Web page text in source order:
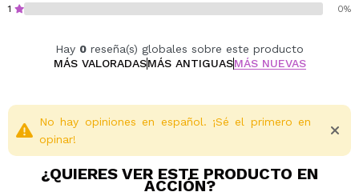
1 0%
Hay 0 reseña(s) globales sobre este producto
MÁS VALORADASMÁS ANTIGUASMÁS NUEVAS
No hay opiniones en español. ¡Sé el primero en
opinar!
¿QUIERES VER ESTE PRODUCTO EN
ACCIÓN?